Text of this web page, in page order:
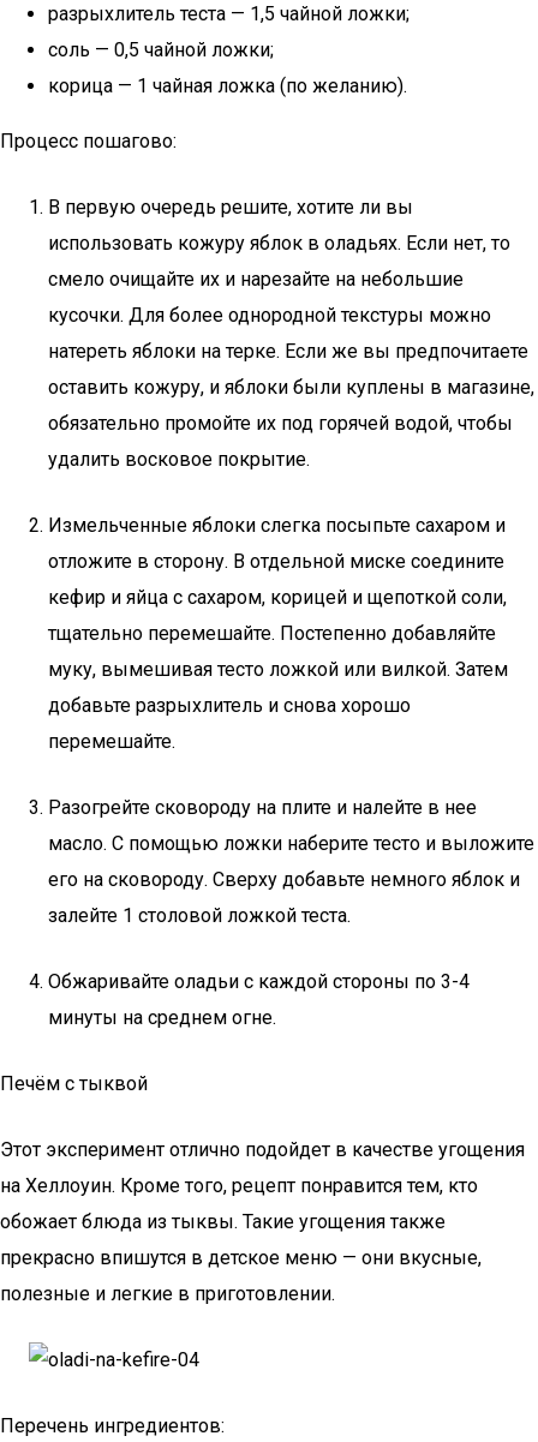
разрыхлитель теста — 1,5 чайной ложки;
соль — 0,5 чайной ложки;
корица — 1 чайная ложка (по желанию).
Процесс пошагово:
В первую очередь решите, хотите ли вы
использовать кожуру яблок в оладьях. Если нет, то
смело очищайте их и нарезайте на небольшие
кусочки. Для более однородной текстуры можно
натереть яблоки на терке. Если же вы предпочитаете
оставить кожуру, и яблоки были куплены в магазине,
обязательно промойте их под горячей водой, чтобы
удалить восковое покрытие.
Измельченные яблоки слегка посыпьте сахаром и
отложите в сторону. В отдельной миске соедините
кефир и яйца с сахаром, корицей и щепоткой соли,
тщательно перемешайте. Постепенно добавляйте
муку, вымешивая тесто ложкой или вилкой. Затем
добавьте разрыхлитель и снова хорошо
перемешайте.
Разогрейте сковороду на плите и налейте в нее
масло. С помощью ложки наберите тесто и выложите
его на сковороду. Сверху добавьте немного яблок и
залейте 1 столовой ложкой теста.
Обжаривайте оладьи с каждой стороны по 3-4
минуты на среднем огне.
Печём с тыквой
Этот эксперимент отлично подойдет в качестве угощения
на Хеллоуин. Кроме того, рецепт понравится тем, кто
обожает блюда из тыквы. Такие угощения также
прекрасно впишутся в детское меню — они вкусные,
полезные и легкие в приготовлении.
Перечень ингредиентов: